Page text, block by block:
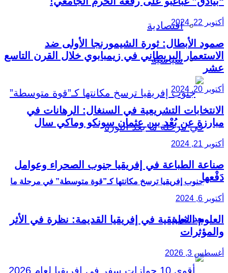
اقتصادية
سياسية
جنوب إفريقيا ترسخ مكانتها كـ”قوة متوسطة” في مرحلة ما
بعد الثورة
أكتوبر 22, 2024
صمود الأبطال: ثورة الشيمورنجا الأولى ضد
الاستعمار البريطاني في زيمبابوي خلال القرن التاسع
عشر
أكتوبر 20, 2024
الانتخابات التشريعية في السنغال: الرهانات في
مبارزة عن بُعْد بين عثمان سونكو وماكي سال
أكتوبر 21, 2024
صناعة الطباعة في إفريقيا جنوب الصحراء وعوامل
دَفْعها
أكتوبر 6, 2024
العلوم التطبيقية في إفريقيا القديمة: نظرة في الأثر
والمؤثرات
أغسطس 3, 2026